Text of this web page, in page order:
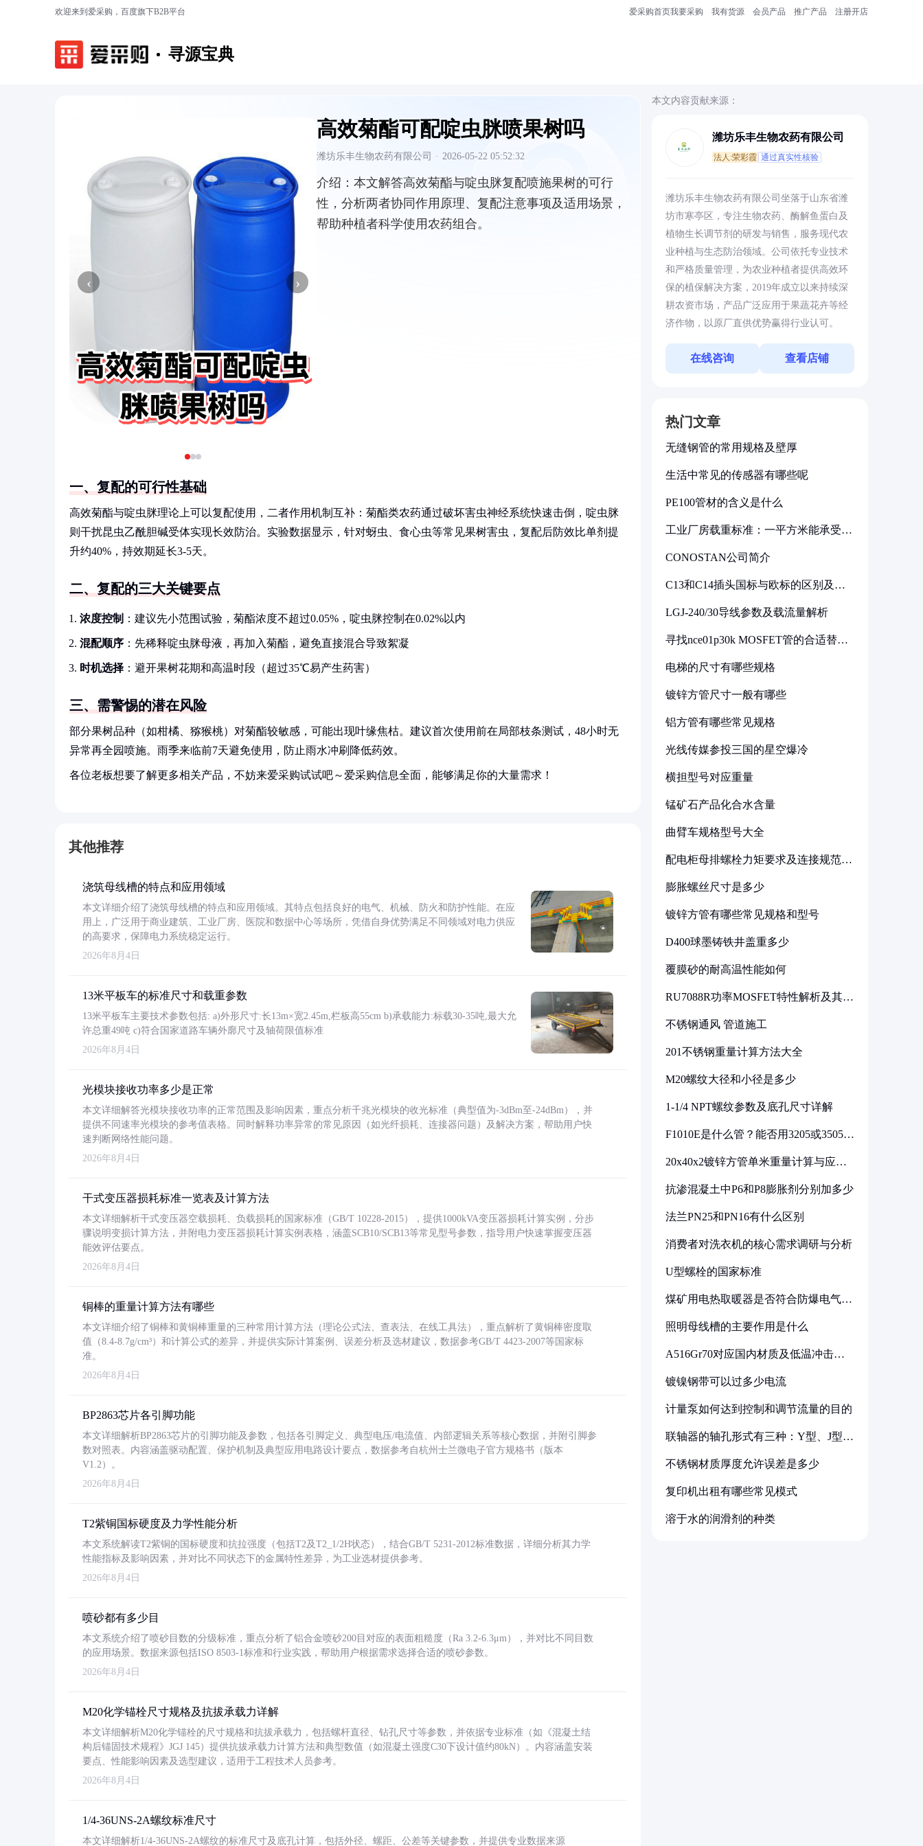
欢迎来到爱采购，百度旗下B2B平台 爱采购首页我要采购 我有货源 会员产品 推广产品 注册开店
寻源宝典
‹ ›
高效菊酯可配啶虫脒喷果树吗
潍坊乐丰生物农药有限公司 · 2026-05-22 05:52:32
介绍： 本文解答高效菊酯与啶虫脒复配喷施果树的可行
性，分析两者协同作用原理、复配注意事项及适用场景，
帮助种植者科学使用农药组合。
一、复配的可行性基础
高效菊酯与啶虫脒理论上可以复配使用，二者作用机制互补：菊酯类农药通过破坏害虫神经系统快速击倒，啶虫脒
则干扰昆虫乙酰胆碱受体实现长效防治。实验数据显示，针对蚜虫、食心虫等常见果树害虫，复配后防效比单剂提
升约40%，持效期延长3-5天。
二、复配的三大关键要点
浓度控制 ：建议先小范围试验，菊酯浓度不超过0.05%，啶虫脒控制在0.02%以内
混配顺序 ：先稀释啶虫脒母液，再加入菊酯，避免直接混合导致絮凝
时机选择 ：避开果树花期和高温时段（超过35℃易产生药害）
三、需警惕的潜在风险
部分果树品种（如柑橘、猕猴桃）对菊酯较敏感，可能出现叶缘焦枯。建议首次使用前在局部枝条测试，48小时无
异常再全园喷施。雨季来临前7天避免使用，防止雨水冲刷降低药效。
各位老板想要了解更多相关产品，不妨来爱采购试试吧～爱采购信息全面，能够满足你的大量需求！
其他推荐
浇筑母线槽的特点和应用领域
本文详细介绍了浇筑母线槽的特点和应用领域。其特点包括良好的电气、机械、防火和防护性能。在应
用上，广泛用于商业建筑、工业厂房、医院和数据中心等场所，凭借自身优势满足不同领域对电力供应
的高要求，保障电力系统稳定运行。
2026年8月4日
13米平板车的标准尺寸和载重参数
13米平板车主要技术参数包括: a)外形尺寸:长13m×宽2.45m,栏板高55cm b)承载能力:标载30-35吨,最大允
许总重49吨 c)符合国家道路车辆外廓尺寸及轴荷限值标准
2026年8月4日
光模块接收功率多少是正常
本文详细解答光模块接收功率的正常范围及影响因素，重点分析千兆光模块的收光标准（典型值为-3dBm至-24dBm），并
提供不同速率光模块的参考值表格。同时解释功率异常的常见原因（如光纤损耗、连接器问题）及解决方案，帮助用户快
速判断网络性能问题。
2026年8月4日
干式变压器损耗标准一览表及计算方法
本文详细解析干式变压器空载损耗、负载损耗的国家标准（GB/T 10228-2015），提供1000kVA变压器损耗计算实例，分步
骤说明变损计算方法，并附电力变压器损耗计算实例表格，涵盖SCB10/SCB13等常见型号参数，指导用户快速掌握变压器
能效评估要点。
2026年8月4日
铜棒的重量计算方法有哪些
本文详细介绍了铜棒和黄铜棒重量的三种常用计算方法（理论公式法、查表法、在线工具法），重点解析了黄铜棒密度取
值（8.4-8.7g/cm³）和计算公式的差异，并提供实际计算案例、误差分析及选材建议，数据参考GB/T 4423-2007等国家标
准。
2026年8月4日
BP2863芯片各引脚功能
本文详细解析BP2863芯片的引脚功能及参数，包括各引脚定义、典型电压/电流值、内部逻辑关系等核心数据，并附引脚参
数对照表。内容涵盖驱动配置、保护机制及典型应用电路设计要点，数据参考自杭州士兰微电子官方规格书（版本
V1.2）。
2026年8月4日
T2紫铜国标硬度及力学性能分析
本文系统解读T2紫铜的国标硬度和抗拉强度（包括T2及T2_1/2H状态），结合GB/T 5231-2012标准数据，详细分析其力学
性能指标及影响因素，并对比不同状态下的金属特性差异，为工业选材提供参考。
2026年8月4日
喷砂都有多少目
本文系统介绍了喷砂目数的分级标准，重点分析了铝合金喷砂200目对应的表面粗糙度（Ra 3.2-6.3μm），并对比不同目数
的应用场景。数据来源包括ISO 8503-1标准和行业实践，帮助用户根据需求选择合适的喷砂参数。
2026年8月4日
M20化学锚栓尺寸规格及抗拔承载力详解
本文详细解析M20化学锚栓的尺寸规格和抗拔承载力，包括螺杆直径、钻孔尺寸等参数，并依据专业标准（如《混凝土结
构后锚固技术规程》JGJ 145）提供抗拔承载力计算方法和典型数值（如混凝土强度C30下设计值约80kN）。内容涵盖安装
要点、性能影响因素及选型建议，适用于工程技术人员参考。
2026年8月4日
1/4-36UNS-2A螺纹标准尺寸
本文详细解析1/4-36UNS-2A螺纹的标准尺寸及底孔计算，包括外径、螺距、公差等关键参数，并提供专业数据来源
本文内容贡献来源：
潍坊乐丰生物农药有限公司
法人:荣彩霞 通过真实性核验
潍坊乐丰生物农药有限公司坐落于山东省潍
坊市寒亭区，专注生物农药、酶解鱼蛋白及
植物生长调节剂的研发与销售，服务现代农
业种植与生态防治领域。公司依托专业技术
和严格质量管理，为农业种植者提供高效环
保的植保解决方案，2019年成立以来持续深
耕农资市场，产品广泛应用于果蔬花卉等经
济作物，以原厂直供优势赢得行业认可。
在线咨询 查看店铺
热门文章
无缝钢管的常用规格及壁厚
生活中常见的传感器有哪些呢
PE100管材的含义是什么
工业厂房载重标准：一平方米能承受多
CONOSTAN公司简介
C13和C14插头国标与欧标的区别及其
LGJ-240/30导线参数及载流量解析
寻找nce01p30k MOSFET管的合适替代
电梯的尺寸有哪些规格
镀锌方管尺寸一般有哪些
铝方管有哪些常见规格
光线传媒参投三国的星空爆冷
横担型号对应重量
锰矿石产品化合水含量
曲臂车规格型号大全
配电柜母排螺栓力矩要求及连接规范详
膨胀螺丝尺寸是多少
镀锌方管有哪些常见规格和型号
D400球墨铸铁井盖重多少
覆膜砂的耐高温性能如何
RU7088R功率MOSFET特性解析及其在
不锈钢通风 管道施工
201不锈钢重量计算方法大全
M20螺纹大径和小径是多少
1-1/4 NPT螺纹参数及底孔尺寸详解
F1010E是什么管？能否用3205或3505代
20x40x2镀锌方管单米重量计算与应用
抗渗混凝土中P6和P8膨胀剂分别加多少
法兰PN25和PN16有什么区别
消费者对洗衣机的核心需求调研与分析
U型螺栓的国家标准
煤矿用电热取暖器是否符合防爆电气设
照明母线槽的主要作用是什么
A516Gr70对应国内材质及低温冲击要
镀镍钢带可以过多少电流
计量泵如何达到控制和调节流量的目的
联轴器的轴孔形式有三种：Y型、J型、
不锈钢材质厚度允许误差是多少
复印机出租有哪些常见模式
溶于水的润滑剂的种类